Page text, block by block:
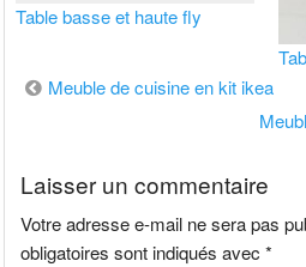
Table basse et haute fly
Navigation
Meuble de cuisine en kit ikea
Laisser un commentaire
Votre adresse e-mail ne sera pas
obligatoires sont indiqués avec*